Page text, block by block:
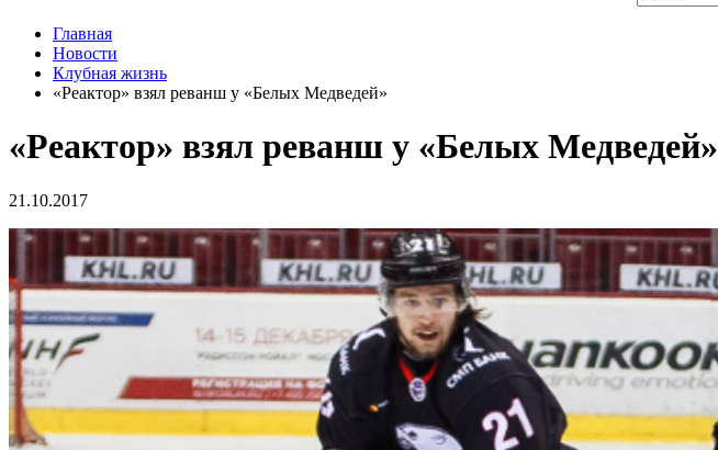
Главная
Новости
Клубная жизнь
«Реактор» взял реванш у «Белых Медведей»
«Реактор» взял реванш у «Белых Медведей»
21.10.2017